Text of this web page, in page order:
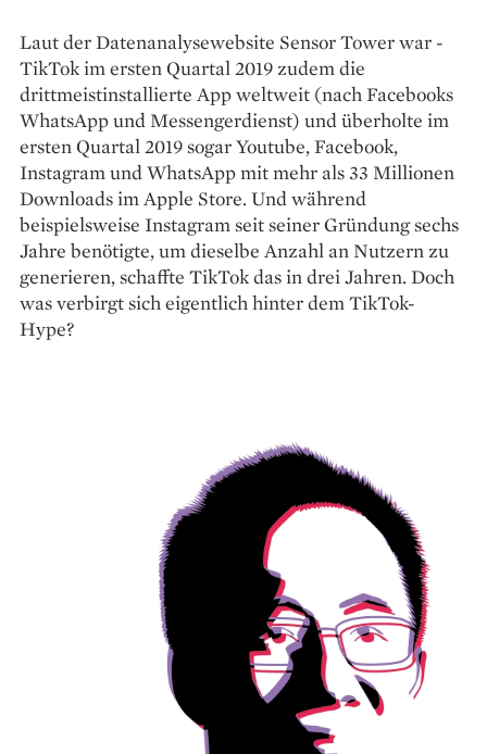
Laut der Datenanalyse­website Sensor Tower war ­
TikTok im ersten Quartal 2019 zudem die
drittmeistinstallierte App weltweit (nach Facebooks
Whats­App und Messengerdienst) und überholte im
ersten Quartal 2019 ­sogar Youtube, Facebook,
Instagram und WhatsApp mit mehr als 33 Millionen
Downloads im Apple Store. Und während
beispielsweise Insta­gram seit seiner Gründung sechs
Jahre benötigte, um dieselbe Anzahl an Nutzern zu
generieren, schaffte TikTok das in drei Jahren. Doch
was verbirgt sich eigentlich hinter dem TikTok-
Hype?